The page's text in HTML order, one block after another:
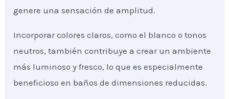
genere una sensación de amplitud.
Incorporar colores claros, como el blanco o tonos
neutros, también contribuye a crear un ambiente
más luminoso y fresco, lo que es especialmente
beneficioso en baños de dimensiones reducidas.